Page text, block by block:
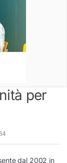
per
dal 2002 in